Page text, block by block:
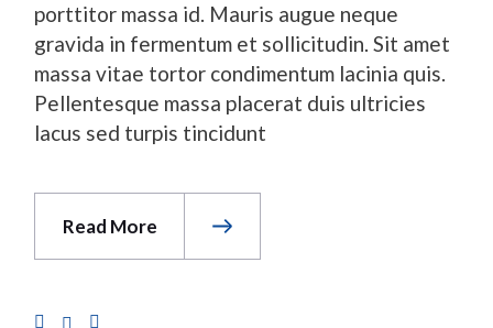
porttitor massa id. Mauris augue neque
gravida in fermentum et sollicitudin. Sit amet
massa vitae tortor condimentum lacinia quis.
Pellentesque massa placerat duis ultricies
lacus sed turpis tincidunt
Read More